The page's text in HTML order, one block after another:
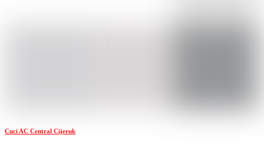
Cuci AC Central Cijeruk